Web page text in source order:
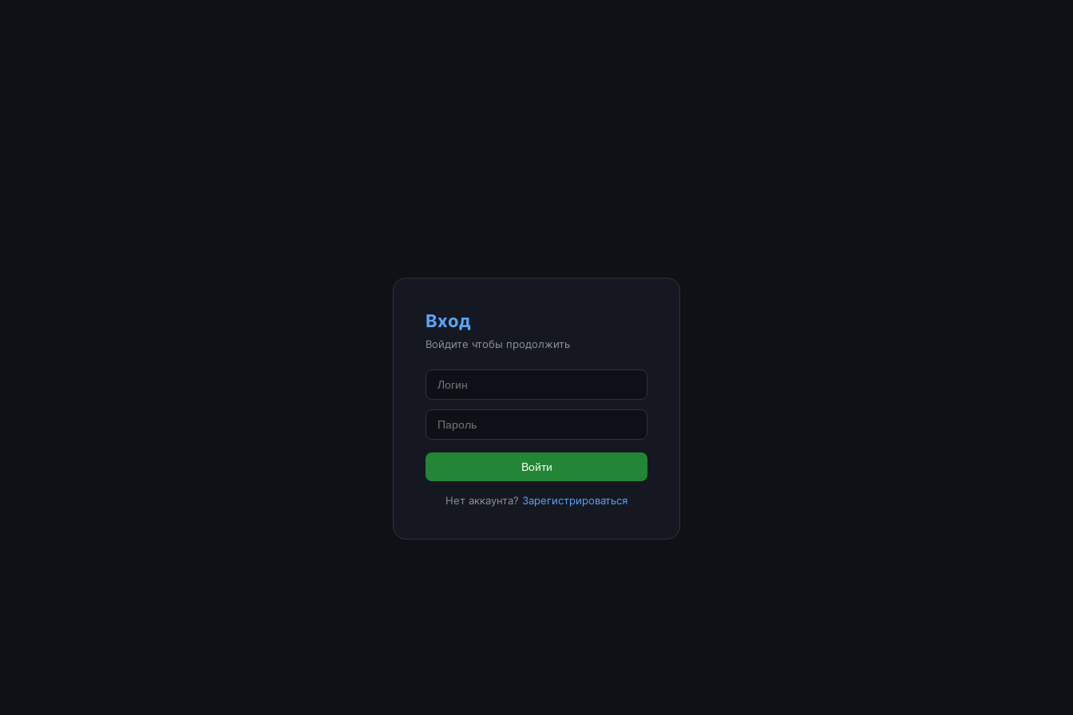
Вход
Войдите чтобы продолжить
Войти
Нет аккаунта? Зарегистрироваться